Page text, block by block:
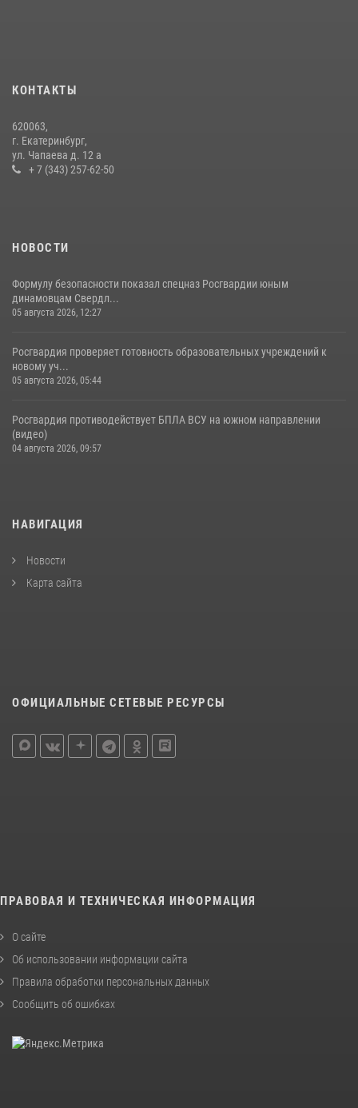
16 июля 2026, 13:07
турнире по хоккею
14 июля 2026, 11:06
КОНТАКТЫ
620063,
г. Екатеринбург,
ул. Чапаева д. 12 а
+ 7 (343) 257-62-50
НОВОСТИ
Формулу безопасности показал спецназ Росгвардии юным
динамовцам Свердл...
05 августа 2026, 12:27
Росгвардия проверяет готовность образовательных учреждений к
новому уч...
05 августа 2026, 05:44
Росгвардия противодействует БПЛА ВСУ на южном направлении
(видео)
04 августа 2026, 09:57
НАВИГАЦИЯ
Новости
Карта сайта
ОФИЦИАЛЬНЫЕ СЕТЕВЫЕ РЕСУРСЫ
ПРАВОВАЯ И ТЕХНИЧЕСКАЯ ИНФОРМАЦИЯ
О сайте
Об использовании информации сайта
Правила обработки персональных данных
Сообщить об ошибках